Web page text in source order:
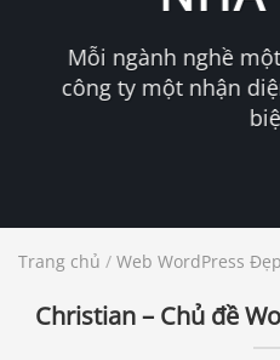
Mỗi ngành nghề
công ty một nhận
Trang chủ / Web WordPress Đẹp
Christian – Chủ đề